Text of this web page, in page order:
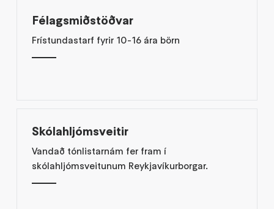
Félagsmiðstöðvar
Frístundastarf fyrir 10-16 ára börn
Skólahljómsveitir
Vandað tónlistarnám fer fram í
skólahljómsveitunum Reykjavíkurborgar.